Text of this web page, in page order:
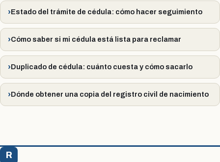
Estado del trámite de cédula: cómo hacer seguimiento
Cómo saber si mi cédula está lista para reclamar
Duplicado de cédula: cuánto cuesta y cómo sacarlo
Dónde obtener una copia del registro civil de nacimiento
R